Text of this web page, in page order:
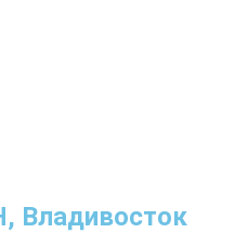
Владивосток